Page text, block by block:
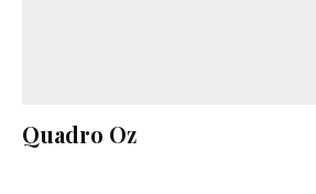
Quadro Oz